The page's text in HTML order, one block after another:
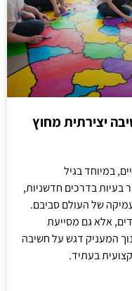
יצירתית מחוץ
במיוחד בגיל
בדרכים חדשניות,
של העולם סביבם.
אלא גם מסייעת
המעניק דגש על חשיבה
בעתיד.